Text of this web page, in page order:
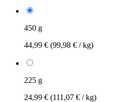
450 g
44,99 € (99,98 € / kg)
225 g
24,99 € (111,07 € / kg)